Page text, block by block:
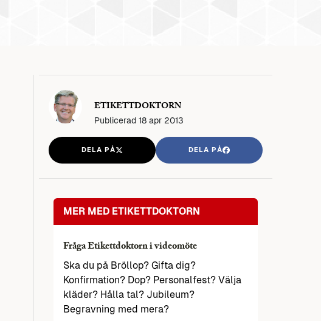
ETIKETTDOKTORN
Publicerad 18 apr 2013
DELA PÅ DELA PÅ
MER MED ETIKETTDOKTORN
Fråga Etikettdoktorn i videomöte
Ska du på Bröllop? Gifta dig?
Konfirmation? Dop? Personalfest? Välja
kläder? Hålla tal? Jubileum?
Begravning med mera?